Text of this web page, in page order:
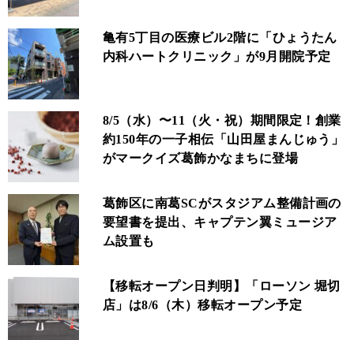
亀有5丁目の医療ビル2階に「ひょうたん
内科ハートクリニック」が9月開院予定
8/5（水）〜11（火・祝）期間限定！創業
約150年の一子相伝「山田屋まんじゅう」
がマークイズ葛飾かなまちに登場
葛飾区に南葛SCがスタジアム整備計画の
要望書を提出、キャプテン翼ミュージア
ム設置も
【移転オープン日判明】「ローソン 堀切
店」は8/6（木）移転オープン予定